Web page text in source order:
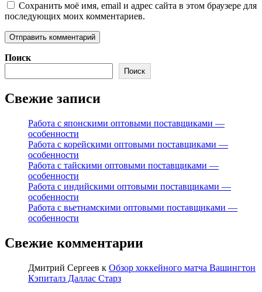
Сохранить моё имя, email и адрес сайта в этом браузере для
последующих моих комментариев.
Поиск
Поиск
Свежие записи
Работа с японскими оптовыми поставщиками —
особенности
Работа с корейскими оптовыми поставщиками —
особенности
Работа с тайскими оптовыми поставщиками —
особенности
Работа с индийскими оптовыми поставщиками —
особенности
Работа с вьетнамскими оптовыми поставщиками —
особенности
Свежие комментарии
Дмитрий Сергеев к Обзор хоккейного матча Вашингтон
Кэпиталз Даллас Старз